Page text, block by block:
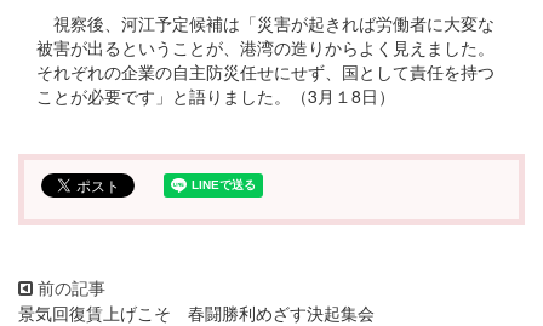
視察後、河江予定候補は「災害が起きれば労働者に大変な
被害が出るということが、港湾の造りからよく見えました。
それぞれの企業の自主防災任せにせず、国として責任を持つ
ことが必要です」と語りました。（3月１8日）
景気回復賃上げこそ 春闘勝利めざす決起集会